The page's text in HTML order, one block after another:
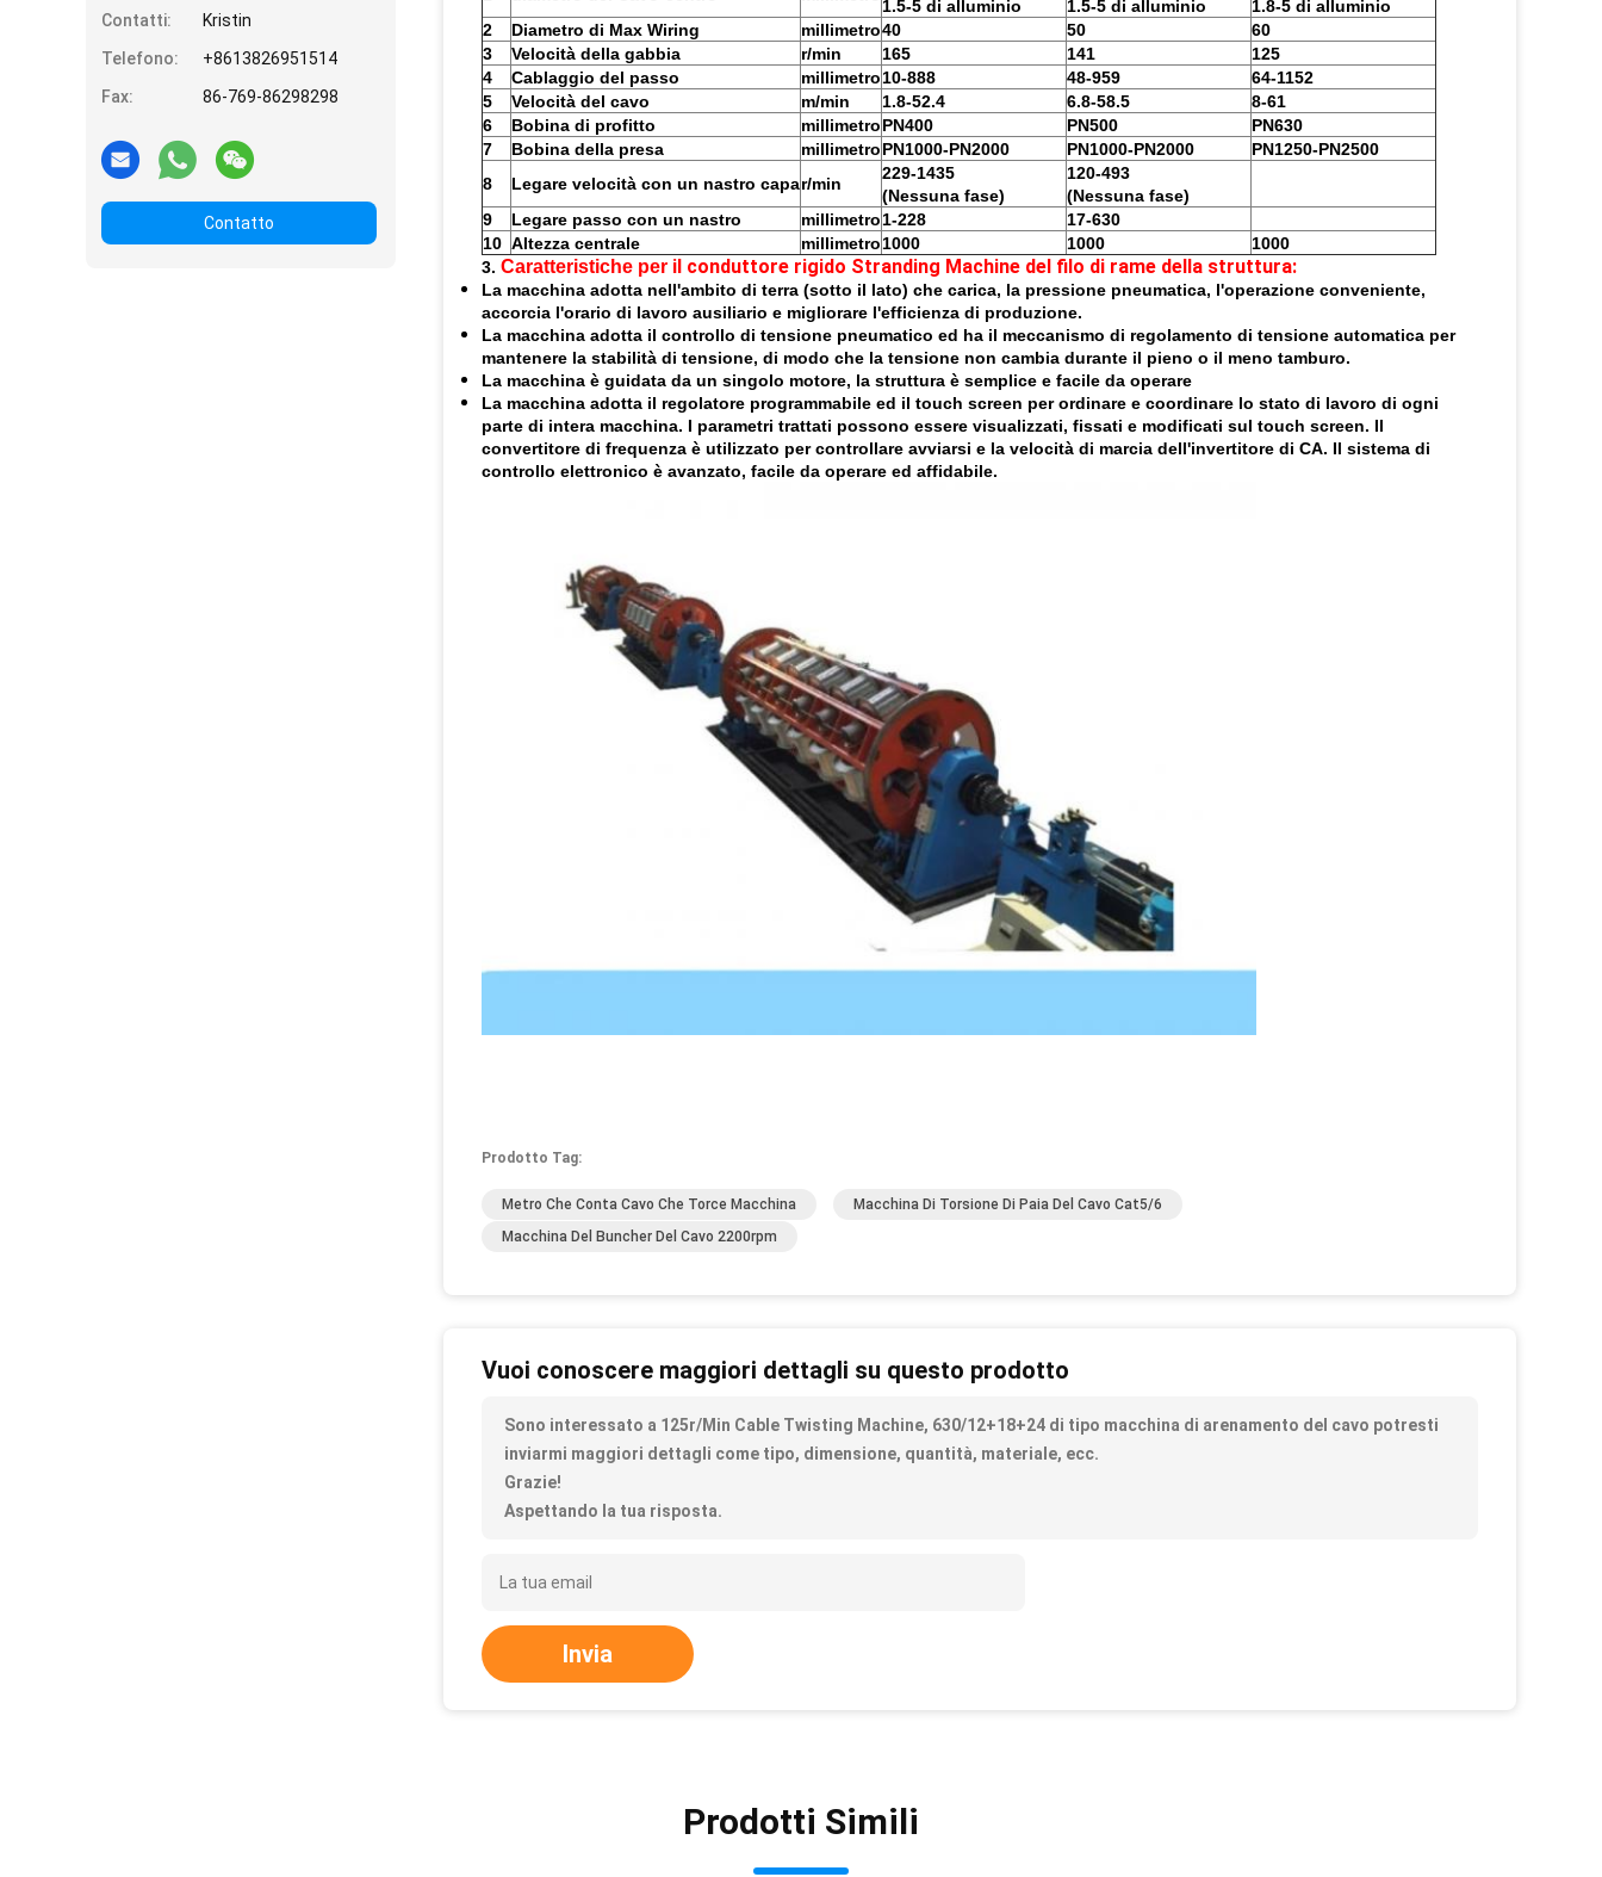
Contatti:
Kristin
Telefono:
+8613826951514
Fax:
86-769-86298298
Contatto
1.5-5 di alluminio
1.5-5 di alluminio
1.8-5 di alluminio
2
Diametro di Max Wiring millimetro40 50
60
3
Velocità della gabbia r/min 165 141
125
4
Cablaggio del passo millimetro10-888 48-959
64-1152
5
Velocità del cavo m/min 1.8-52.4 6.8-58.5
8-61
6
Bobina di profitto millimetroPN400 PN500
PN630
7
Bobina della presa millimetroPN1000-PN2000 PN1000-PN2000
PN1250-PN2500
8
Legare velocità con un nastro capar/min
229-1435
(Nessuna fase)
120-493
(Nessuna fase)
9
Legare passo con un nastro millimetro1-228
17-630
10 Altezza centrale millimetro1000 1000
1000
3. Caratteristiche per il conduttore rigido Stranding Machine del filo di rame della struttura:
La macchina adotta nell'ambito di terra (sotto il lato) che carica, la pressione pneumatica, l'operazione conveniente,
accorcia l'orario di lavoro ausiliario e migliorare l'efficienza di produzione.
La macchina adotta il controllo di tensione pneumatico ed ha il meccanismo di regolamento di tensione automatica per
mantenere la stabilità di tensione, di modo che la tensione non cambia durante il pieno o il meno tamburo.
La macchina è guidata da un singolo motore, la struttura è semplice e facile da operare
La macchina adotta il regolatore programmabile ed il touch screen per ordinare e coordinare lo stato di lavoro di ogni
parte di intera macchina. I parametri trattati possono essere visualizzati, fissati e modificati sul touch screen. Il
convertitore di frequenza è utilizzato per controllare avviarsi e la velocità di marcia dell'invertitore di CA. Il sistema di
controllo elettronico è avanzato, facile da operare ed affidabile.
Prodotto Tag:
Metro Che Conta Cavo Che Torce Macchina
Macchina Di Torsione Di Paia Del Cavo Cat5/6
Macchina Del Buncher Del Cavo 2200rpm
Vuoi conoscere maggiori dettagli su questo prodotto
Sono interessato a 125r/Min Cable Twisting Machine, 630/12+18+24 di tipo macchina di arenamento del cavo potresti
inviarmi maggiori dettagli come tipo, dimensione, quantità, materiale, ecc.
Grazie!
Aspettando la tua risposta.
Invia
Prodotti Simili